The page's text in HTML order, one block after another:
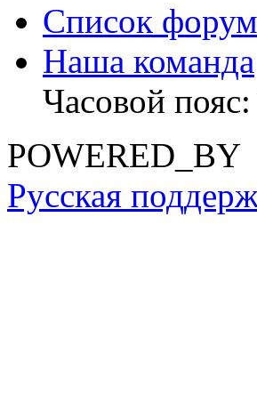
Список
Наша команда
Часовой
POWERED_BY
Русская